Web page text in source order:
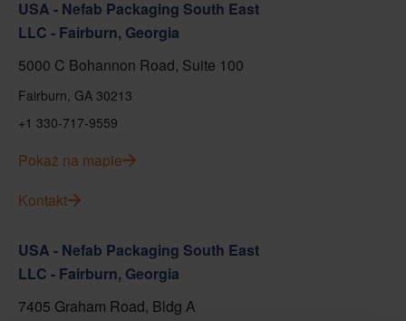
USA - Nefab Packaging South East
LLC - Fairburn, Georgia
5000 C Bohannon Road, Suite 100
Fairburn, GA 30213
+1 330-717-9559
Pokaż na mapie
Kontakt
USA - Nefab Packaging South East
LLC - Fairburn, Georgia
7405 Graham Road, Bldg A